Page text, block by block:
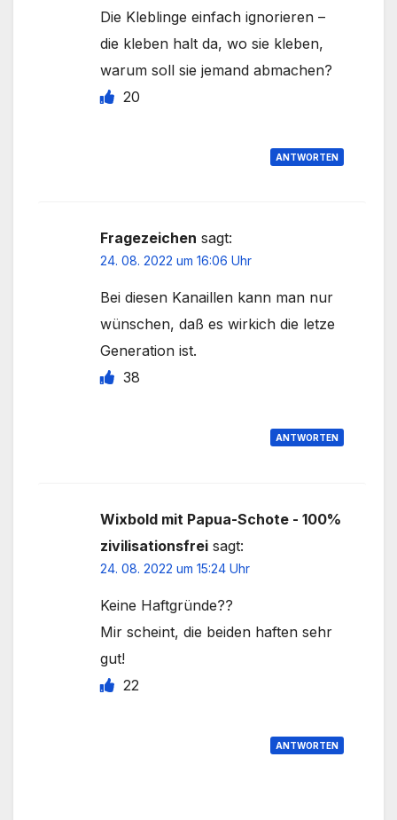
Die Kleblinge einfach ignorieren –
die kleben halt da, wo sie kleben,
warum soll sie jemand abmachen?
20
ANTWORTEN
Fragezeichen sagt:
24. 08. 2022 um 16:06 Uhr
Bei diesen Kanaillen kann man nur
wünschen, daß es wirkich die letze
Generation ist.
38
ANTWORTEN
Wixbold mit Papua-Schote - 100%
zivilisationsfrei sagt:
24. 08. 2022 um 15:24 Uhr
Keine Haftgründe??
Mir scheint, die beiden haften sehr
gut!
22
ANTWORTEN